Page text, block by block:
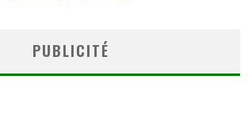
PUBLICITÉ